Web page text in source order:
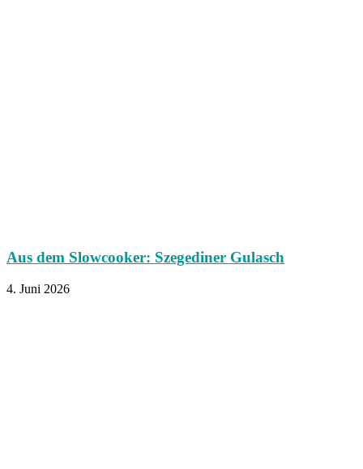
Aus dem Slowcooker: Szegediner Gulasch
4. Juni 2026